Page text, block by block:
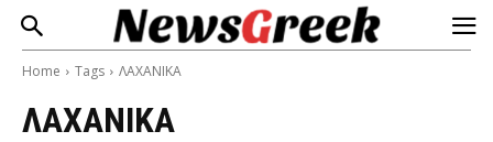
Home Tags ΛΑΧΑΝΙΚΑ
ΛΑΧΑΝΙΚΑ